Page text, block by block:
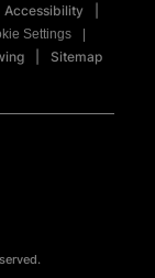
Accessibility
Settings
Sitemap